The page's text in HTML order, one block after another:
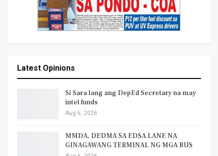
Latest Opinions
Si Sara lang ang DepEd Secretary na may
intel funds
Aug 6, 2026
MMDA, DEDMA SA EDSA LANE NA
GINAGAWANG TERMINAL NG MGA BUS